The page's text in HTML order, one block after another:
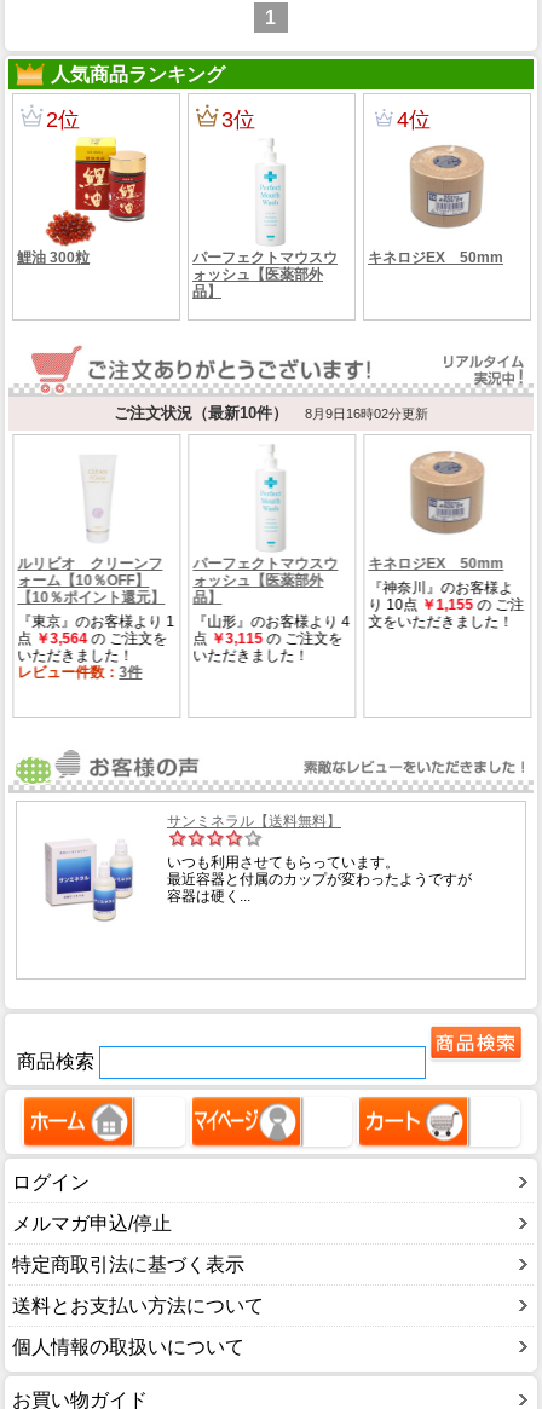
1
人気商品ランキング
商品検索
ログイン
メルマガ申込/停止
特定商取引法に基づく表示
送料とお支払い方法について
個人情報の取扱いについて
お買い物ガイド